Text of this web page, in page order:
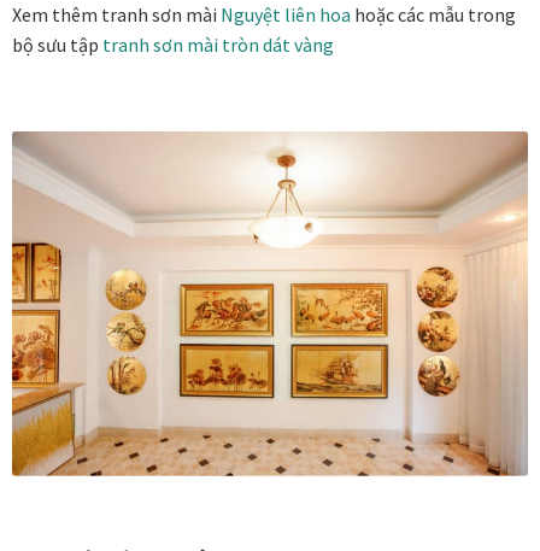
Tranh tặng khai trương
Tranh tặng tân gia
Tranh theo phong cách thiết kế
Tranh Bắc Âu – Scandinavian
Tranh treo phòng khách
Tranh treo phòng làm việc giám đốc
Xem thêm tranh sơn mài Nguyệt liên hoa hoặc các mẫu trong
bộ sưu tập tranh sơn mài tròn dát vàng